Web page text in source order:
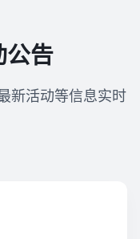
公告
新活动等信息实时